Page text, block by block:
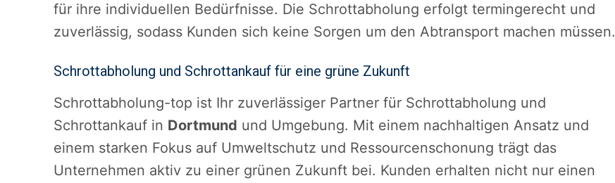
für ihre individuellen Bedürfnisse. Die Schrottabholung erfolgt termingerecht und
zuverlässig, sodass Kunden sich keine Sorgen um den Abtransport machen müssen.
Schrottabholung und Schrottankauf für eine grüne Zukunft
Schrottabholung-top ist Ihr zuverlässiger Partner für Schrottabholung und
Schrottankauf in Dortmund und Umgebung. Mit einem nachhaltigen Ansatz und
einem starken Fokus auf Umweltschutz und Ressourcenschonung trägt das
Unternehmen aktiv zu einer grünen Zukunft bei. Kunden erhalten nicht nur einen